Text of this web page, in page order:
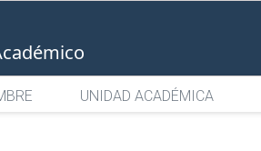
UNIDAD ACADÉMICA